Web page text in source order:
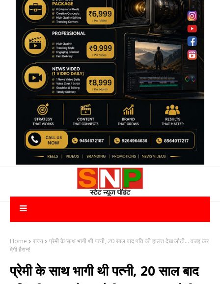
Home राज्य
प्रेमी के साथ भागी थी पत्नी, 20 साल बाद पति की हालत देख लौटी… वजह कर
देगी हैरान!
प्रेमी के साथ भागी थी पत्नी, 20 साल बाद